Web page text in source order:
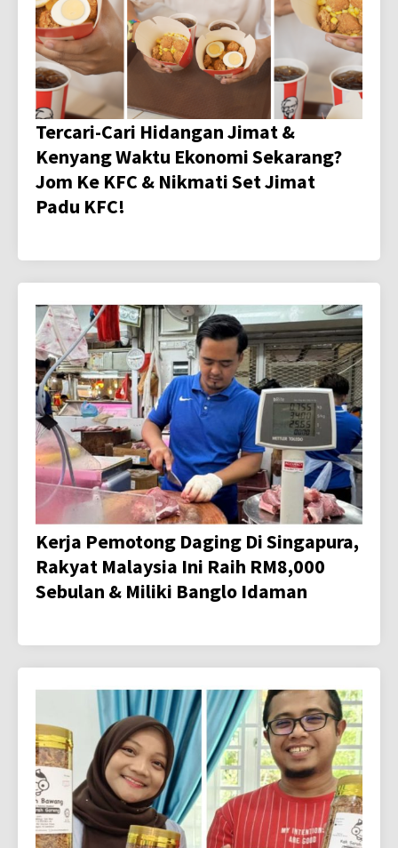
Tercari-Cari Hidangan Jimat &
Kenyang Waktu Ekonomi Sekarang?
Jom Ke KFC & Nikmati Set Jimat
Padu KFC!
Kerja Pemotong Daging Di Singapura,
Rakyat Malaysia Ini Raih RM8,000
Sebulan & Miliki Banglo Idaman